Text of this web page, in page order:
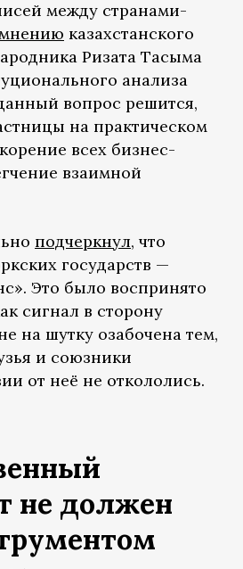
между странами-
мнению казахстанского
Ризата Тасыма
анализа
вопрос решится,
на практическом
всех бизнес-
взаимной
подчеркнул, что
государств —
Это было воспринято
сигнал в сторону
на шутку озабочена тем,
и союзники
от неё не откололись.
не должен